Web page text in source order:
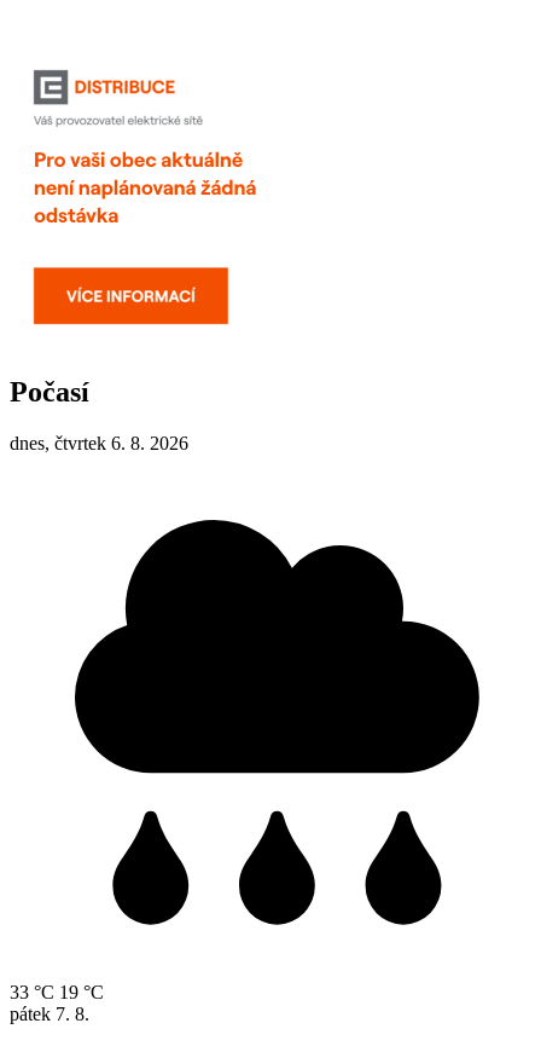
Počasí
dnes, čtvrtek 6. 8. 2026
33 °C 19 °C
pátek 7. 8.